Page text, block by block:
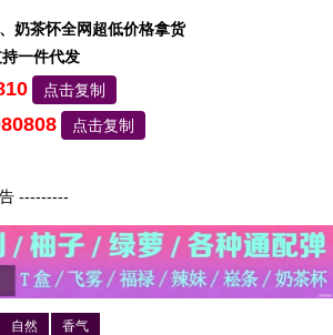
奶茶怀全网超低价格拿货
一件代发
点击复制
点击复制
---------
自然 香气